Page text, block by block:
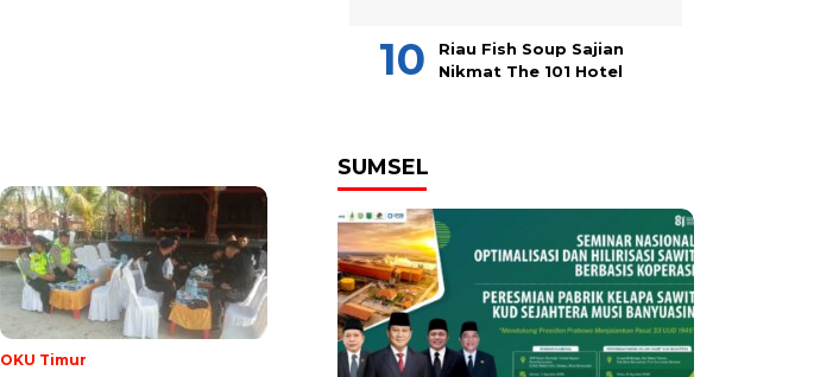
OKU Timur
Riau Fish Soup Sajian
Nikmat The 101 Hotel
SUMSEL